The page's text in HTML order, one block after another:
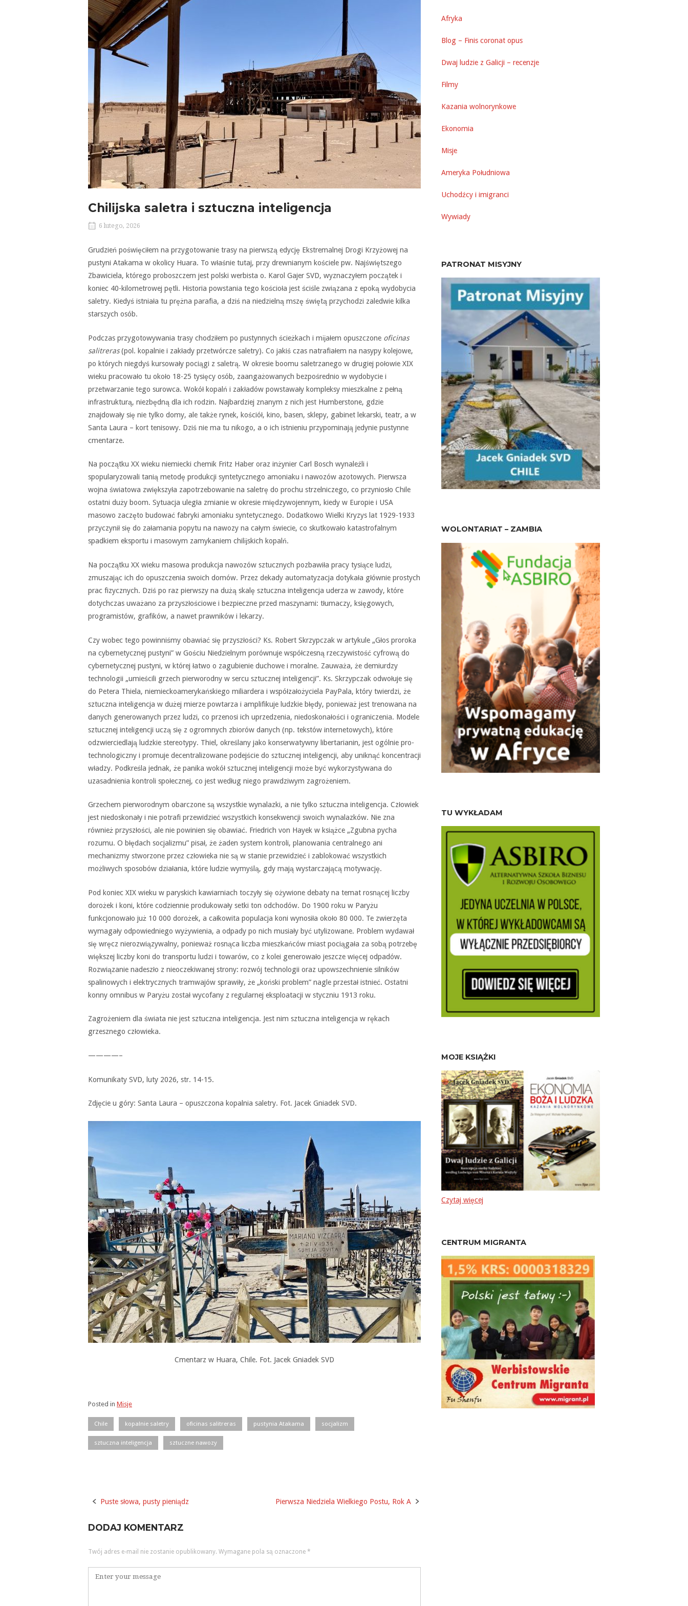
Chilĳska saletra i sztuczna inteligencja
6 lutego, 2026
Grudzień poświęciłem na przygotowanie trasy na pierwszą edycję Ekstremalnej Drogi Krzyżowej na
pustyni Atakama w okolicy Huara. To właśnie tutaj, przy drewnianym kościele pw. Najświętszego
Zbawiciela, którego proboszczem jest polski werbista o. Karol Gajer SVD, wyznaczyłem początek i
koniec 40-kilometrowej pętli. Historia powstania tego kościoła jest ściśle związana z epoką wydobycia
saletry. Kiedyś istniała tu prężna parafia, a dziś na niedzielną mszę świętą przychodzi zaledwie kilka
starszych osób.
Podczas przygotowywania trasy chodziłem po pustynnych ścieżkach i mĳałem opuszczone oficinas
salitreras(pol. kopalnie i zakłady przetwórcze saletry). Co jakiś czas natrafiałem na nasypy kolejowe,
po których niegdyś kursowały pociągi z saletrą. W okresie boomu saletrzanego w drugiej połowie XIX
wieku pracowało tu około 18-25 tysięcy osób, zaangażowanych bezpośrednio w wydobycie i
przetwarzanie tego surowca. Wokół kopalń i zakładów powstawały kompleksy mieszkalne z pełną
infrastrukturą, niezbędną dla ich rodzin. Najbardziej znanym z nich jest Humberstone, gdzie
znajdowały się nie tylko domy, ale także rynek, kościół, kino, basen, sklepy, gabinet lekarski, teatr, a w
Santa Laura – kort tenisowy. Dziś nie ma tu nikogo, a o ich istnieniu przypominają jedynie pustynne
cmentarze.
Na początku XX wieku niemiecki chemik Fritz Haber oraz inżynier Carl Bosch wynaleźli i
spopularyzowali tanią metodę produkcji syntetycznego amoniaku i nawozów azotowych. Pierwsza
wojna światowa zwiększyła zapotrzebowanie na saletrę do prochu strzelniczego, co przyniosło Chile
ostatni duży boom. Sytuacja uległa zmianie w okresie międzywojennym, kiedy w Europie i USA
masowo zaczęto budować fabryki amoniaku syntetycznego. Dodatkowo Wielki Kryzys lat 1929-1933
przyczynił się do załamania popytu na nawozy na całym świecie, co skutkowało katastrofalnym
spadkiem eksportu i masowym zamykaniem chilĳskich kopalń.
Na początku XX wieku masowa produkcja nawozów sztucznych pozbawiła pracy tysiące ludzi,
zmuszając ich do opuszczenia swoich domów. Przez dekady automatyzacja dotykała głównie prostych
prac fizycznych. Dziś po raz pierwszy na dużą skalę sztuczna inteligencja uderza w zawody, które
dotychczas uważano za przyszłościowe i bezpieczne przed maszynami: tłumaczy, księgowych,
programistów, grafików, a nawet prawników i lekarzy.
Czy wobec tego powinniśmy obawiać się przyszłości? Ks. Robert Skrzypczak w artykule „Głos proroka
na cybernetycznej pustyni” w Gościu Niedzielnym porównuje współczesną rzeczywistość cyfrową do
cybernetycznej pustyni, w której łatwo o zagubienie duchowe i moralne. Zauważa, że demiurdzy
technologii „umieścili grzech pierworodny w sercu sztucznej inteligencji”. Ks. Skrzypczak odwołuje się
do Petera Thiela, niemieckoamerykańskiego miliardera i współzałożyciela PayPala, który twierdzi, że
sztuczna inteligencja w dużej mierze powtarza i amplifikuje ludzkie błędy, ponieważ jest trenowana na
danych generowanych przez ludzi, co przenosi ich uprzedzenia, niedoskonałości i ograniczenia. Modele
sztucznej inteligencji uczą się z ogromnych zbiorów danych (np. tekstów internetowych), które
odzwierciedlają ludzkie stereotypy. Thiel, określany jako konserwatywny libertarianin, jest ogólnie pro-
technologiczny i promuje decentralizowane podejście do sztucznej inteligencji, aby uniknąć koncentracji
władzy. Podkreśla jednak, że panika wokół sztucznej inteligencji może być wykorzystywana do
uzasadnienia kontroli społecznej, co jest według niego prawdziwym zagrożeniem.
Grzechem pierworodnym obarczone są wszystkie wynalazki, a nie tylko sztuczna inteligencja. Człowiek
jest niedoskonały i nie potrafi przewidzieć wszystkich konsekwencji swoich wynalazków. Nie zna
również przyszłości, ale nie powinien się obawiać. Friedrich von Hayek w książce „Zgubna pycha
rozumu. O błędach socjalizmu” pisał, że żaden system kontroli, planowania centralnego ani
mechanizmy stworzone przez człowieka nie są w stanie przewidzieć i zablokować wszystkich
możliwych sposobów działania, które ludzie wymyślą, gdy mają wystarczającą motywację.
Pod koniec XIX wieku w paryskich kawiarniach toczyły się ożywione debaty na temat rosnącej liczby
dorożek i koni, które codziennie produkowały setki ton odchodów. Do 1900 roku w Paryżu
funkcjonowało już 10 000 dorożek, a całkowita populacja koni wynosiła około 80 000. Te zwierzęta
wymagały odpowiedniego wyżywienia, a odpady po nich musiały być utylizowane. Problem wydawał
się wręcz nierozwiązywalny, ponieważ rosnąca liczba mieszkańców miast pociągała za sobą potrzebę
większej liczby koni do transportu ludzi i towarów, co z kolei generowało jeszcze więcej odpadów.
Rozwiązanie nadeszło z nieoczekiwanej strony: rozwój technologii oraz upowszechnienie silników
spalinowych i elektrycznych tramwajów sprawiły, że „koński problem” nagle przestał istnieć. Ostatni
konny omnibus w Paryżu został wycofany z regularnej eksploatacji w styczniu 1913 roku.
Zagrożeniem dla świata nie jest sztuczna inteligencja. Jest nim sztuczna inteligencja w rękach
grzesznego człowieka.
————–
Komunikaty SVD, luty 2026, str. 14-15.
Zdjęcie u góry: Santa Laura – opuszczona kopalnia saletry. Fot. Jacek Gniadek SVD.
Cmentarz w Huara, Chile. Fot. Jacek Gniadek SVD
Posted in Misje
Chile kopalnie saletry oficinas salitreras pustynia Atakama socjalizm
sztuczna inteligencja sztuczne nawozy
Post
navigation
Puste słowa, pusty pieniądz Pierwsza Niedziela Wielkiego Postu, Rok A
DODAJ KOMENTARZ
Twój adres e-mail nie zostanie opublikowany. Wymagane pola są oznaczone *
Komentarz
Afryka
Blog – Finis coronat opus
Dwaj ludzie z Galicji – recenzje
Filmy
Kazania wolnorynkowe
Ekonomia
Misje
Ameryka Południowa
Uchodźcy i imigranci
Wywiady
PATRONAT MISYJNY
WOLONTARIAT – ZAMBIA
TU WYKŁADAM
MOJE KSIĄŻKI
Czytaj więcej
CENTRUM MIGRANTA